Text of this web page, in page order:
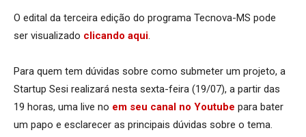
O edital da terceira edição do programa Tecnova-MS pode
ser visualizado clicando aqui.
Para quem tem dúvidas sobre como submeter um projeto, a
Startup Sesi realizará nesta sexta-feira (19/07), a partir das
19 horas, uma live no em seu canal no Youtube para bater
um papo e esclarecer as principais dúvidas sobre o tema.